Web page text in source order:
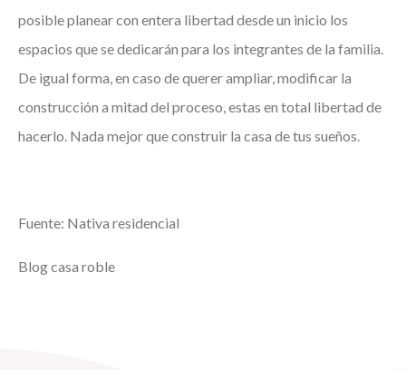
posible planear con entera libertad desde un inicio los
espacios que se dedicarán para los integrantes de la familia.
De igual forma, en caso de querer ampliar, modificar la
construcción a mitad del proceso, estas en total libertad de
hacerlo. Nada mejor que construir la casa de tus sueños.
Fuente: Nativa residencial
Blog casa roble